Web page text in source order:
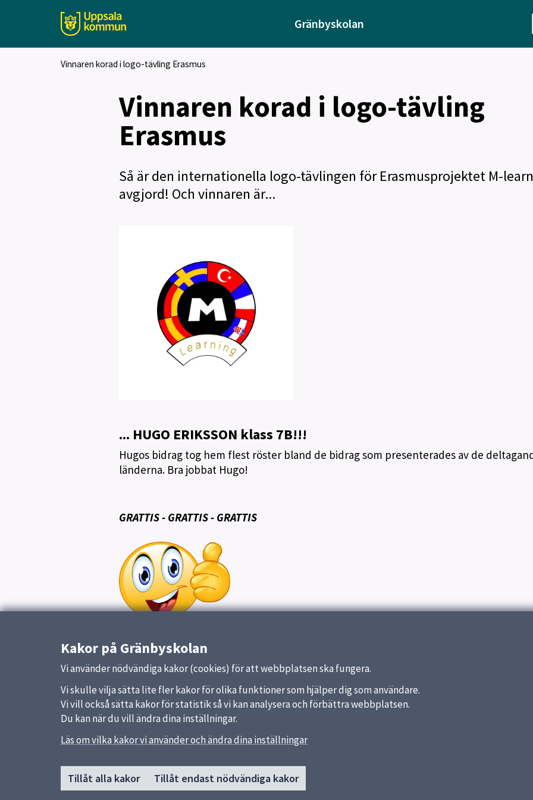
Gränbyskolan
Vinnaren korad i logo-tävling Erasmus
Vinnaren korad i logo-tävling
Erasmus
Så är den internationella logo-tävlingen för Erasmusprojektet M-
avgjord! Och vinnaren är...
... HUGO ERIKSSON klass 7B!!!
Hugos bidrag tog hem flest röster bland de bidrag som presenterades av de
länderna. Bra jobbat Hugo!
GRATTIS - GRATTIS - GRATTIS
Publicerad:12 februari 2021
Kakor på Gränbyskolan
Vi använder nödvändiga kakor (cookies) för att webbplatsen ska fungera.
Vi skulle vilja sätta lite fler kakor för olika funktioner som hjälper dig som användare.
Vi vill också sätta kakor för statistik så vi kan analysera och förbättra webbplatsen.
Du kan när du vill ändra dina inställningar.
Läs om vilka kakor vi använder och ändra dina inställningar
Tillåt alla kakor Tillåt endast nödvändiga kakor
SidfotHuvudmeny
Start
Snabblänkar
Uppsala kommun